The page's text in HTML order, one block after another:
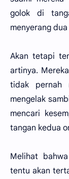
golok di
menyerang
Akan tetapi
artinya.
tidak pernah
mengelak
mencari
tangan kedua
Melihat
tentu akan